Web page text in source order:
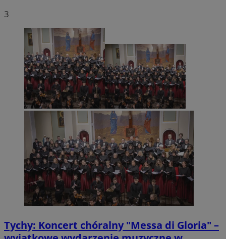
3
Tychy: Koncert chóralny "Messa di Gloria" –